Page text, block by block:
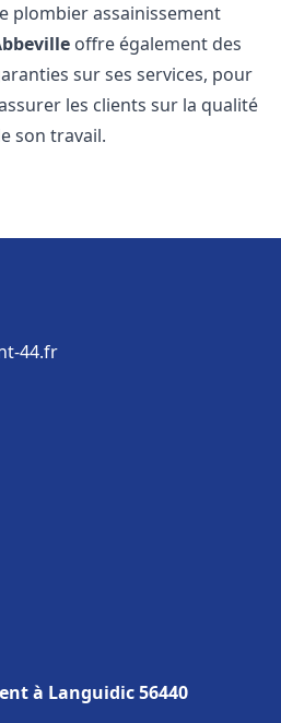
plombier assainissement
offre également des
sur ses services, pour
les clients sur la qualité
son travail.
44.fr
à Languidic 56440